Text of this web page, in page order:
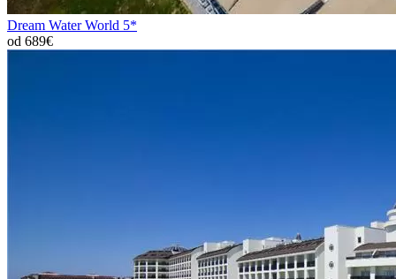
Dream Water World 5*
od 689€